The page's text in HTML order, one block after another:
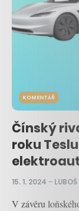
KOMENTÁŘ
Čínský
roku
15. 1. 2024 –
V závěru